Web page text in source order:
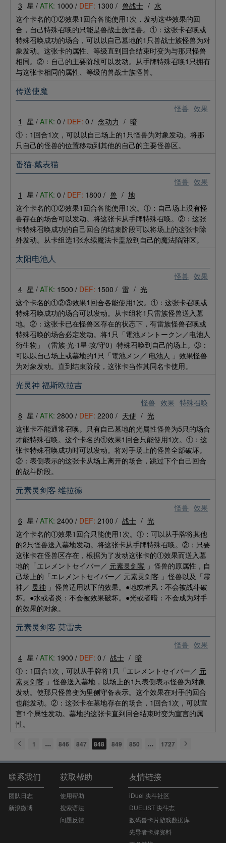
3 星 / ATK: 1000 / DEF: 1300 / 兽战士 / 水
这个卡名的①②效果1回合各能使用1次，发动这些效果的回
合，自己特殊召唤的只能是兽战士族怪兽。①：这张卡召唤或
特殊召唤成功的场合，可以以自己墓地的1只兽战士族怪兽为对
象发动。这张卡的属性、等级直到回合结束时变为与那只怪兽
相同。②：自己的主要阶段可以发动。从手牌特殊召唤1只拥有
与这张卡相同的属性、等级的兽战士族怪兽。
怪兽 效果
传送使魔
1 星 / ATK: 0 / DEF: 0 / 念动力 / 暗
①：1回合1次，可以以自己场上的1只怪兽为对象发动。将那
只自己的怪兽的位置移动到其他的自己的主要怪兽区。
怪兽 效果
番猫-戴表猫
1 星 / ATK: 0 / DEF: 1800 / 兽 / 地
这个卡名的①②效果1回合各能使用1次。①：自己场上没有怪
兽存在的场合可以发动。将这张卡从手牌特殊召唤。②：这张
卡特殊召唤成功的自己回合的结束阶段可以将场上的这张卡除
外发动。从卡组选1张永续魔法卡盖放到自己的魔法陷阱区。
怪兽 效果
太阳电池人
4 星 / ATK: 1500 / DEF: 1500 / 雷 / 光
这个卡名的①②③效果1回合各能使用1次。①：这张卡召唤或
特殊召唤成功的场合可以发动。从卡组将1只雷族怪兽送入墓
地。②：这张卡已在怪兽区存在的状态下，有雷族怪兽召唤或
特殊召唤的场合必定发动。将1只「電池メントークン／电池人
衍生物」（雷族·光·1星·攻/守0）特殊召唤到自己的场上。③：
可以以自己场上或墓地的1只「電池メン／ 电池人 」效果怪兽
为对象发动。直到结束阶段，这张卡当作其同名卡使用。
怪兽 效果 特殊召唤
光灵神 福斯欧拉吉
8 星 / ATK: 2800 / DEF: 2200 / 天使 / 光
这张卡不能通常召唤。只有自己墓地的光属性怪兽为5只的场合
才能特殊召唤。这个卡名的①效果1回合只能使用1次。①：这
张卡特殊召唤成功时可以发动。将对手场上的怪兽全部破坏。
②：表侧表示的这张卡从场上离开的场合，跳过下个自己回合
的战斗阶段。
怪兽 效果
元素灵剑客 维拉德
6 星 / ATK: 2400 / DEF: 2100 / 战士 / 光
这个卡名的①效果1回合只能使用1次。①：可以从手牌将其他
的2只怪兽送入墓地发动。将这张卡从手牌特殊召唤。②：只要
这张卡在怪兽区存在，根据为了发动这张卡的①效果而送入墓
地的「エレメントセイバー／ 元素灵剑客 」怪兽的原属性，自
己场上的「エレメントセイバー／ 元素灵剑客 」怪兽以及「霊
神／ 灵神 」怪兽适用以下的效果。●地或者风：不会被战斗破
坏。●水或者炎：不会被效果破坏。●光或者暗：不会成为对手
的效果的对象。
怪兽 效果
元素灵剑客 莫雷夫
4 星 / ATK: 1900 / DEF: 0 / 战士 / 暗
①：1回合1次，可以从手牌将1只「エレメントセイバー／ 元
素灵剑客 」怪兽送入墓地，以场上的1只表侧表示怪兽为对象
发动。使那只怪兽变为里侧守备表示。这个效果在对手的回合
也能发动。②：这张卡在墓地存在的场合，1回合1次，可以宣
言1个属性发动。墓地的这张卡直到回合结束时变为宣言的属
性。
1 846 847 848 849 850 1727
联系我们
团队日志
新浪微博
获取帮助
使用帮助
搜索语法
问题反馈
友情链接
iDuel 决斗社区
DUELIST 决斗志
数码兽卡片游戏数据库
先导者卡牌资料